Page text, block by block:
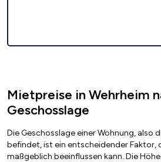
Mietpreise in Wehrheim
Geschosslage
Die Geschosslage einer Wohnung, also
befindet, ist ein entscheidender Faktor,
maßgeblich beeinflussen kann. Die